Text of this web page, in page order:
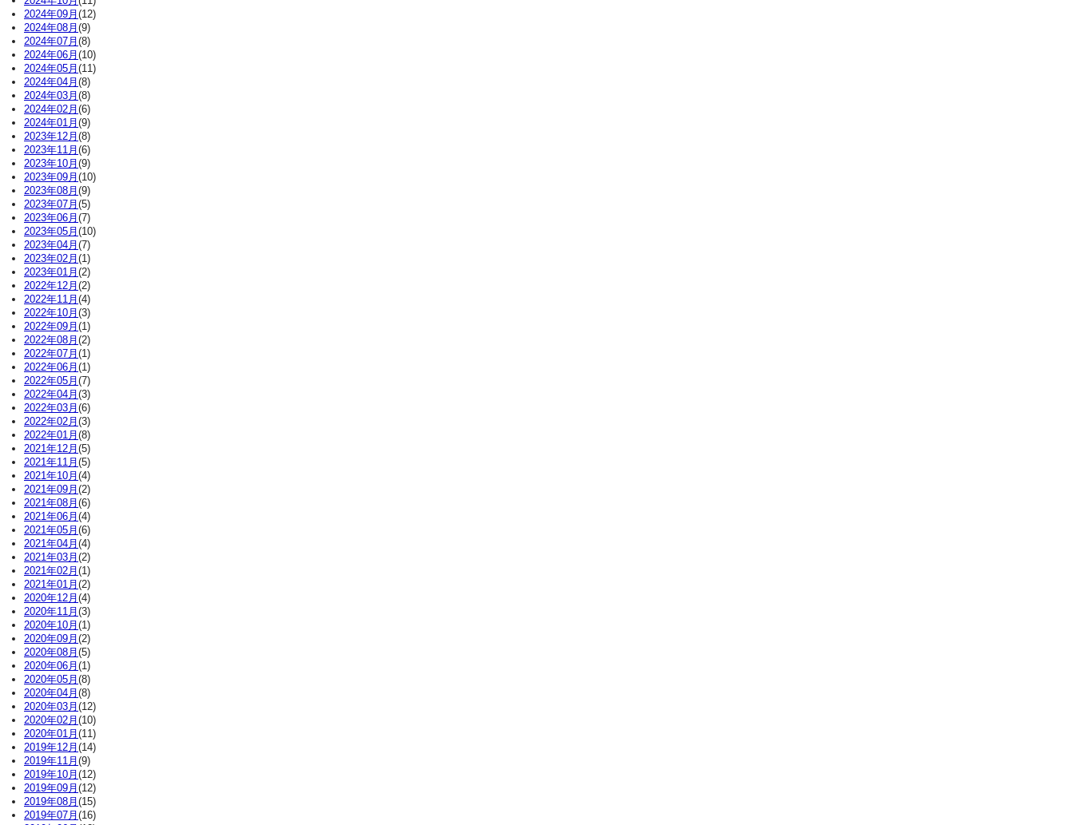
2024年09月 (12)
2024年08月 (9)
2024年07月 (8)
2024年06月 (10)
2024年05月 (11)
2024年04月 (8)
2024年03月 (8)
2024年02月 (6)
2024年01月 (9)
2023年12月 (8)
2023年11月 (6)
2023年10月 (9)
2023年09月 (10)
2023年08月 (9)
2023年07月 (5)
2023年06月 (7)
2023年05月 (10)
2023年04月 (7)
2023年02月 (1)
2023年01月 (2)
2022年12月 (2)
2022年11月 (4)
2022年10月 (3)
2022年09月 (1)
2022年08月 (2)
2022年07月 (1)
2022年06月 (1)
2022年05月 (7)
2022年04月 (3)
2022年03月 (6)
2022年02月 (3)
2022年01月 (8)
2021年12月 (5)
2021年11月 (5)
2021年10月 (4)
2021年09月 (2)
2021年08月 (6)
2021年06月 (4)
2021年05月 (6)
2021年04月 (4)
2021年03月 (2)
2021年02月 (1)
2021年01月 (2)
2020年12月 (4)
2020年11月 (3)
2020年10月 (1)
2020年09月 (2)
2020年08月 (5)
2020年06月 (1)
2020年05月 (8)
2020年04月 (8)
2020年03月 (12)
2020年02月 (10)
2020年01月 (11)
2019年12月 (14)
2019年11月 (9)
2019年10月 (12)
2019年09月 (12)
2019年08月 (15)
2019年07月 (16)